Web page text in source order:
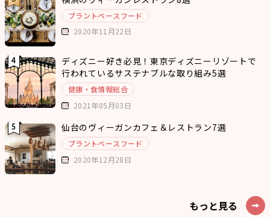
プラントベースフード
2020年11月22日
ディズニー好き必見！東京ディズニーリゾートで
行われているサステナブルな取り組み5選
健康・食情報総合
2021年05月03日
仙台のヴィーガンカフェ＆レストラン7選
プラントベースフード
2020年12月28日
もっと見る